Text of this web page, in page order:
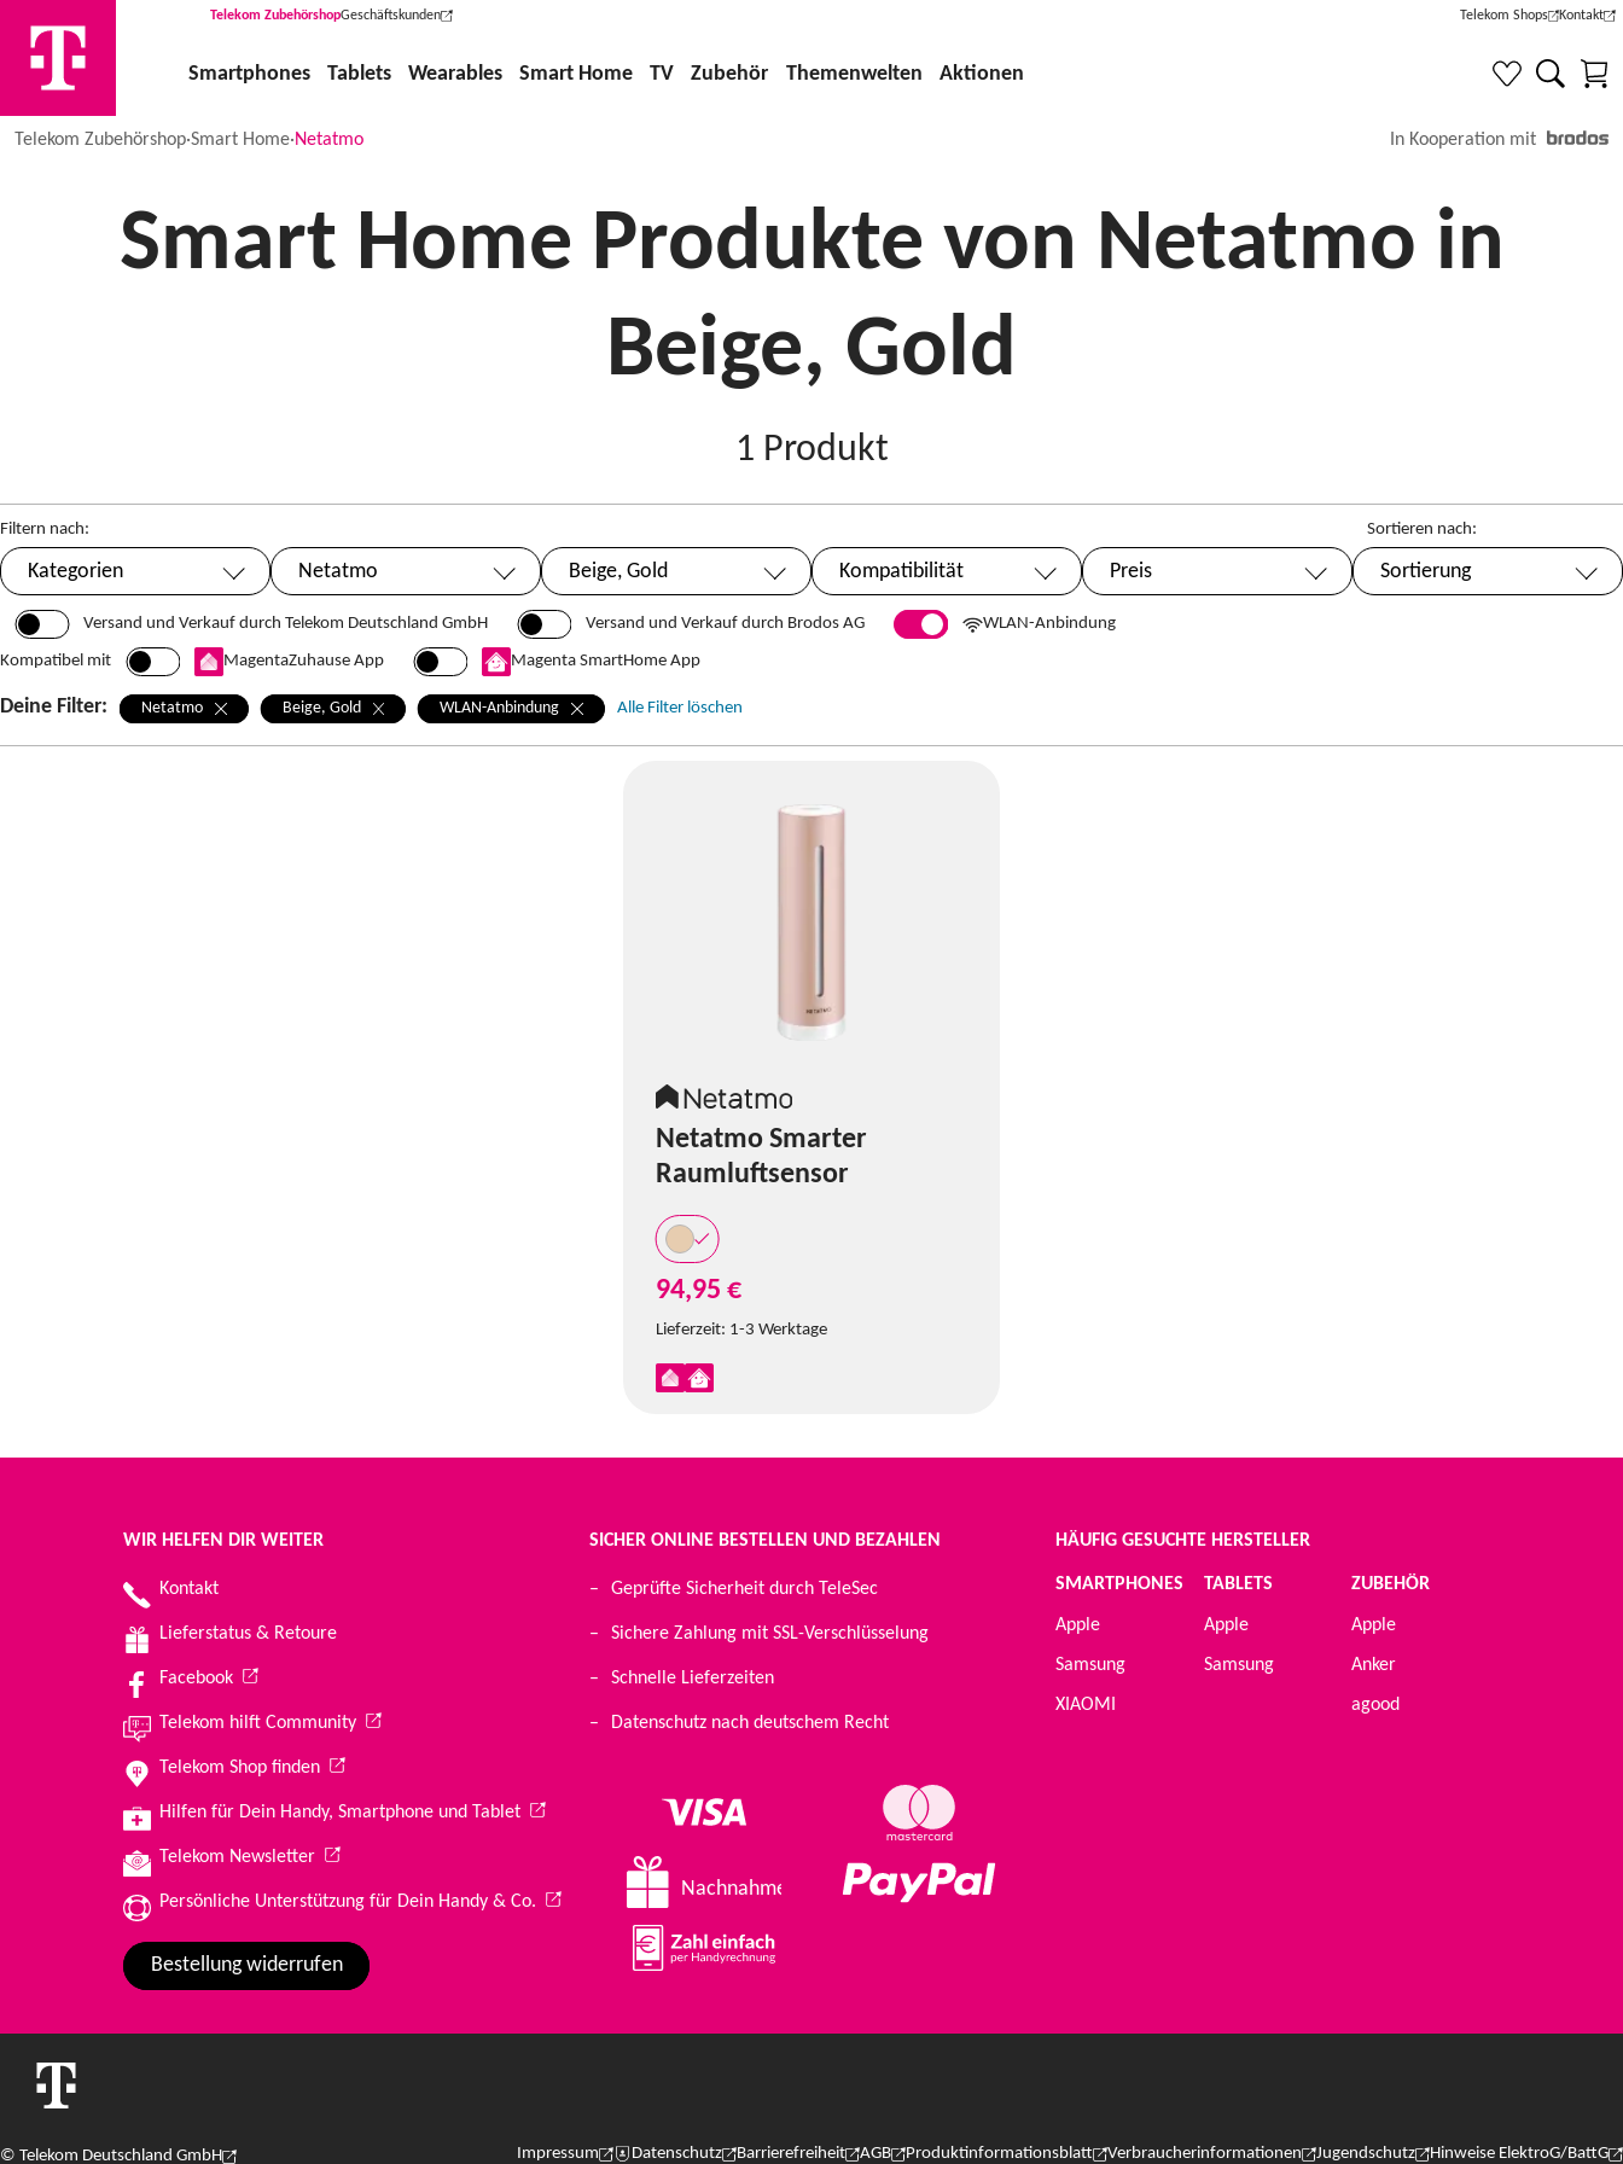
Telekom ZubehörshopGeschäftskunden
(Wird in einem neuen Tab geöffnet) Telekom Shops
(Wird in einem neuen Tab
Kontakt
(Wird in
Smartphones Tablets Wearables Smart Home TV Zubehör Themenwelten Aktionen
Telekom Zubehörshop·Smart Home·Netatmo In Kooperation mit
Smart Home Produkte von Netatmo in
Beige, Gold
1 Produkt
Filtern nach:
Kategorien
Ausgewählt:
Netatmo
Ausgewählt:
Beige, Gold Kompatibilität Preis
Sortieren nach:
Sortierung
Versand und Verkauf durch Telekom Deutschland GmbH Versand und Verkauf durch Brodos AG WLAN-Anbindung
Kompatibel mit MagentaZuhause App Magenta SmartHome App
Deine Filter: Netatmo Beige, Gold WLAN-Anbindung Alle Filter löschen
Netatmo Smarter
Raumluftsensor
94,95 €
Lieferzeit: 1-3 Werktage
WIR HELFEN DIR WEITER
Kontakt
Lieferstatus & Retoure
Facebook(Wird in einem neuen Tab geöffnet)
Telekom hilft Community(Wird in einem neuen Tab geöffnet)
Telekom Shop finden(Wird in einem neuen Tab geöffnet)
Hilfen für Dein Handy, Smartphone und Tablet(Wird in einem neuen Tab geöffnet)
Telekom Newsletter(Wird in einem neuen Tab geöffnet)
Persönliche Unterstützung für Dein Handy & Co. (Wird in einem neuen Tab geöffnet)
Bestellung widerrufen
SICHER ONLINE BESTELLEN UND BEZAHLEN
Geprüfte Sicherheit durch TeleSec
Sichere Zahlung mit SSL-Verschlüsselung
Schnelle Lieferzeiten
Datenschutz nach deutschem Recht
Nachnahme
HÄUFIG GESUCHTE HERSTELLER
SMARTPHONES
Apple
Samsung
XIAOMI
TABLETS
Apple
Samsung
ZUBEHÖR
Apple
Anker
agood
© Telekom Deutschland GmbH Impressum Datenschutz Barrierefreiheit AGB Produktinformationsblatt Verbraucherinformationen Jugendschutz Hinweise ElektroG/BattG